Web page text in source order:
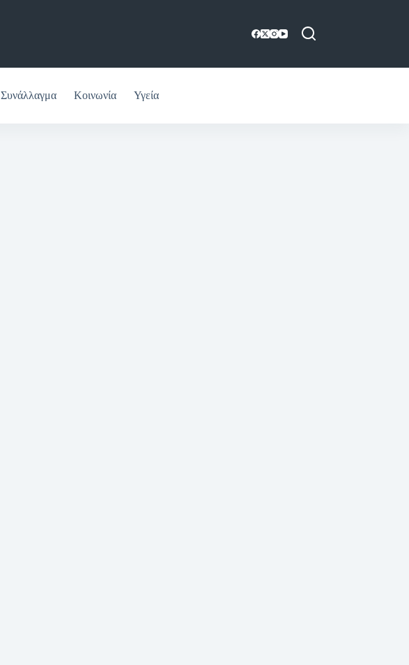
Συνάλλαγμα Κοινωνία Υγεία